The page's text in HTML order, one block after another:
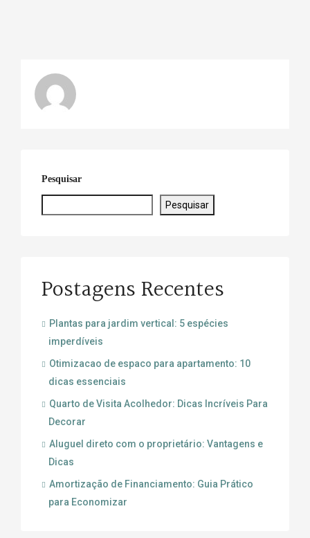
Pesquisar
Pesquisar
Postagens Recentes
Plantas para jardim vertical: 5 espécies
imperdíveis
Otimizacao de espaco para apartamento: 10
dicas essenciais
Quarto de Visita Acolhedor: Dicas Incríveis Para
Decorar
Aluguel direto com o proprietário: Vantagens e
Dicas
Amortização de Financiamento: Guia Prático
para Economizar